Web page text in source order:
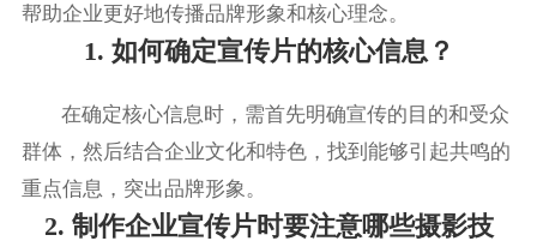
帮助企业更好地传播品牌形象和核心理念。
1. 如何确定宣传片的核心信息？
在确定核心信息时，需首先明确宣传的目的和受众
群体，然后结合企业文化和特色，找到能够引起共鸣的
重点信息，突出品牌形象。
2. 制作企业宣传片时要注意哪些摄影技